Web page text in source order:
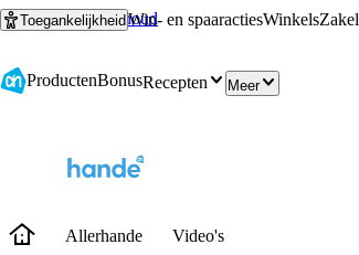
Ga naar hoofdinhoud
Ga naar zoeken
ToegankelijkheidWin- en spaaractiesWinkels
ProductenBonusRecepten Meer
Allerhande Video's